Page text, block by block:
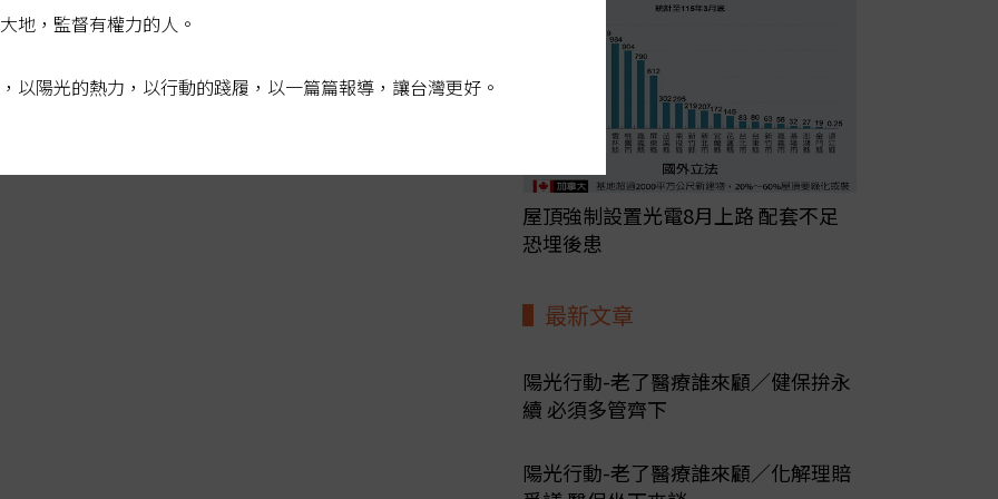
屋頂強制設置光電8月上路 配套不足
恐埋後患
最新文章
陽光行動-老了醫療誰來顧／健保拚永
續 必須多管齊下
陽光行動-老了醫療誰來顧／化解理賠
地，監督有權力的人。
以陽光的熱力，以行動的踐履，以一篇篇報導，讓台灣更好。